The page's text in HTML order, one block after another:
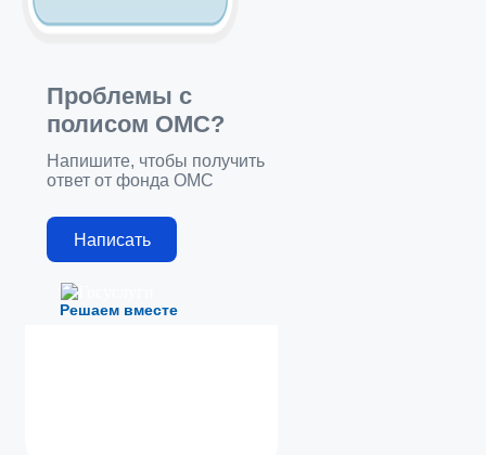
Решаем вместе
Проблемы с
полисом ОМС?
Напишите, чтобы получить
ответ от фонда ОМС
Написать